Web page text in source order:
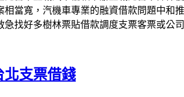
當寬，汽機車專業的融資借款問題中
找好多樹林票貼借款調度支票客票或公
北支票借錢